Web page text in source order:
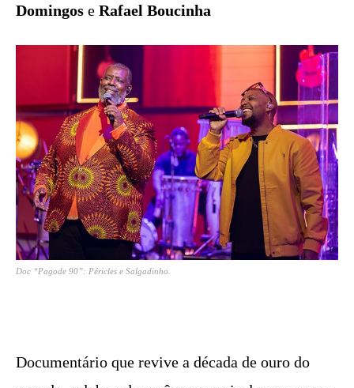
Domingos e Rafael Boucinha
Doc “Pagode 90”: Péricles e Salgadinho.
Documentário que revive a década de ouro do